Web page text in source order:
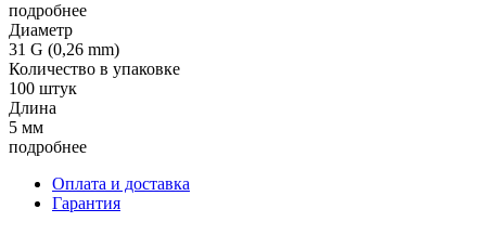
подробнее
Диаметр
31 G (0,26 mm)
Количество в упаковке
100 штук
Длина
5 мм
подробнее
Оплата и доставка
Гарантия